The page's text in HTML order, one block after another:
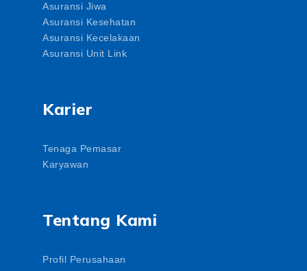
Asuransi Jiwa
Asuransi Kesehatan
Asuransi Kecelakaan
Asuransi Unit Link
Karier
Tenaga Pemasar
Karyawan
Tentang Kami
Profil Perusahaan